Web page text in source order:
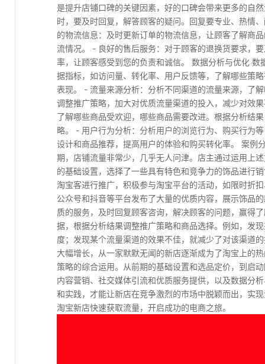
是提升店铺口碑的关键因素，好的口碑会带来更多的自
时，要及时回复，解答顾客的疑问。回复要专业、热情
的物流信息：及时更新订单的物流信息，让顾客了解商
流情况。 - 良好的售后服务：对于顾客的退换货要求，
率，让顾客感受到您的负责和诚信。 数据分析与优化
据指标，如访问量、转化率、用户反馈等，了解哪些策
表现。 - 流量来源分析：分析不同渠道的流量来源，了
调整推广策略，加大对优质流量渠道的投入，减少对效
了解哪些商品受欢迎，哪些商品需要改进。根据分析结
略。 - 用户行为分析：分析用户的浏览行为、购买行为
设计和商品推荐，提高用户的体验和购买转化率。 案例
期，店铺流量非常少，几乎无人问津。店主通过运用上
的基础设置，选择了一些具有特色和竞争力的饰品进行
淘宝客进行推广，积极参与淘宝平台的活动，如限时折
公众号和抖音等平台发布了大量的优质内容，展示饰品
质的服务，及时回复顾客咨询，解决顾客的问题，赢得
据，根据分析结果调整推广策略和商品选择。例如，发
度；发现某个流量渠道的效果不佳，就减少了对该渠道
大幅增长，从一家默默无闻的新店逐渐成为了淘宝上的
策略的综合运用。从前期的基础设置和选品定价，到启
内容营销、社交媒体引流和优质服务提供，以及数据分
和实践，才能让新店在竞争激烈的市场中脱颖而出，实
淘宝新店快速获取流量，开启成功的电商之旅。